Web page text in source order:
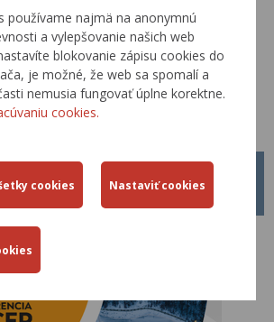
používame najmä na anonymnú
a vylepšovanie našich web
blokovanie zápisu cookies do
je možné, že web sa spomalí a
nemusia fungovať úplne korektne.
cookies.
nový Metodický pokyn MP č. 1/2026 pre
a zverejňovanie Technických predpisov rezortu
republiky.